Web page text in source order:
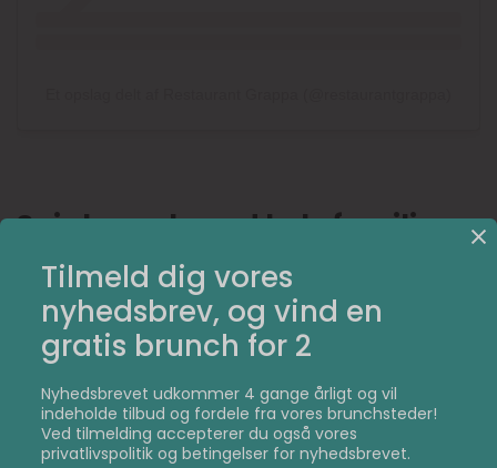
Tilmeld dig vores
nyhedsbrev, og vind en
gratis brunch for 2
Nyhedsbrevet udkommer 4 gange årligt og vil
indeholde tilbud og fordele fra vores brunchsteder!
Ved tilmelding accepterer du også vores
privatlivspolitik og betingelser for nyhedsbrevet.
Spis brunch med hele familien
Hvis du er på udkig efter et sted, hvor du kan nyde en
fantastisk brunch med din partner, familie eller gode
ven, så er det oplagt at besøge Grappa ved åen i
Aarhus. Her bliver du mødt af et serviceminded
personale, der vil kræse om dig og din familie under hele
jeres besøg.
Velbekomme!